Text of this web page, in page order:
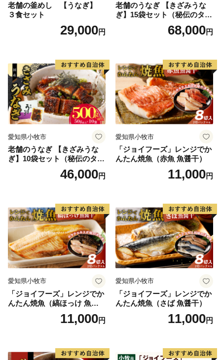
老舗の釜めし 【うなぎ】
３食セット
29,000円
老舗のうなぎ 【きざみうな
ぎ】15袋セット（秘伝のタレ
68,000円
愛知県小牧市
老舗のうなぎ 【きざみうな
ぎ】10袋セット（秘伝のタレ
46,000円
愛知県小牧市
「ジョイフーズ」レンジでか
んたん焼魚（赤魚 魚醤干）
11,000円
愛知県小牧市
「ジョイフーズ」レンジでか
んたん焼魚（縞ほっけ 魚醤
11,000円
愛知県小牧市
「ジョイフーズ」レンジでか
んたん焼魚（さば 魚醤干）
11,000円